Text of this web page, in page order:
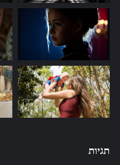
תגיות